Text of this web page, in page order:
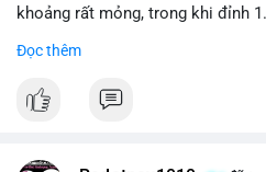
khoảng rất mỏng, trong khi đỉnh
kiểm soát hoàn toàn. Khối lượng
tiếp diễn.
Đọc thêm